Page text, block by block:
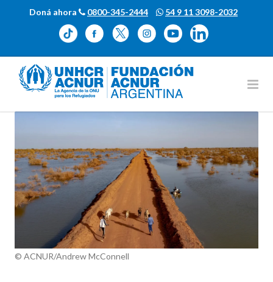
Doná ahora 0800-345-2444 54 9 11 3098-2032
© ACNUR/Andrew McConnell